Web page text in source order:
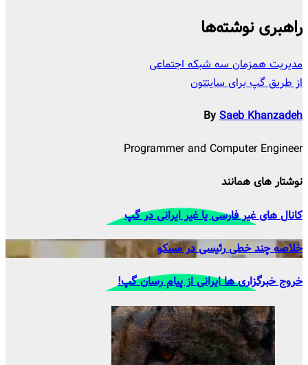
راهبری نوشته‌ها
مدیریت همزمان سه شبکه اجتماعی
از طریق گپ برای سایتتون
BySaeb Khanzadeh
Programmer and Computer Engineer
نوشتار های همانند
کانال های غیر فارسی یا غیر ایرانی در گپ
خلاصه چند خطی رئیسی در مسکو
خروج خبرگزاری ها ایرانی از پیام رسان گپ!